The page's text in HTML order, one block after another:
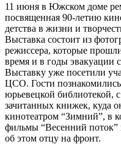
11 июня в Южском доме
посвященная 90-летию
детства в жизни и
Выставка состоит из
режиссера, которые
время и в годы эвакуации
Выставку уже посетили
ЦСО. Гости
юрьевецкой библиотекой,
зачитанных книжек, куда
кинотеатром “Зимний”, в
фильмы “Весенний поток”
об этом отцу на фронт.